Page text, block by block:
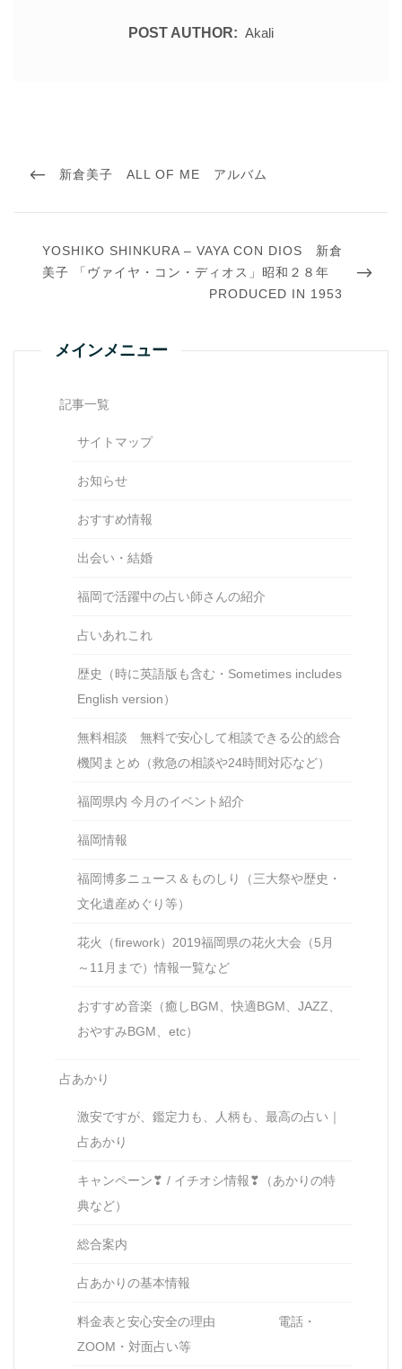
POST AUTHOR: Akali
PREVIOUS
新倉美子 ALL OF ME アルバム
NEXT
POST
YOSHIKO SHINKURA – VAYA CON DIOS 新倉
美子 「ヴァイヤ・コン・ディオス」昭和２８年
PRODUCED IN 1953
メインメニュー
記事一覧
サイトマップ
お知らせ
おすすめ情報
出会い・結婚
福岡で活躍中の占い師さんの紹介
占いあれこれ
歴史（時に英語版も含む・Sometimes includes
English version）
無料相談 無料で安心して相談できる公的総合
機関まとめ（救急の相談や24時間対応など）
福岡県内 今月のイベント紹介
福岡情報
福岡博多ニュース＆ものしり（三大祭や歴史・
文化遺産めぐり等）
花火（firework）2019福岡県の花火大会（5月
～11月まで）情報一覧など
おすすめ音楽（癒しBGM、快適BGM、JAZZ、
おやすみBGM、etc）
占あかり
激安ですが、鑑定力も、人柄も、最高の占い｜
占あかり
キャンペーン❣ / イチオシ情報❣（あかりの特
典など）
総合案内
占あかりの基本情報
料金表と安心安全の理由 電話・
ZOOM・対面占い等